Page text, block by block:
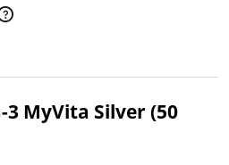
kosztów płatności
MyVita Silver (50